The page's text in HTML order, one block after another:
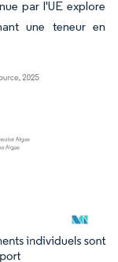
par l'UE explore
une teneur en
attribution sous CC BY